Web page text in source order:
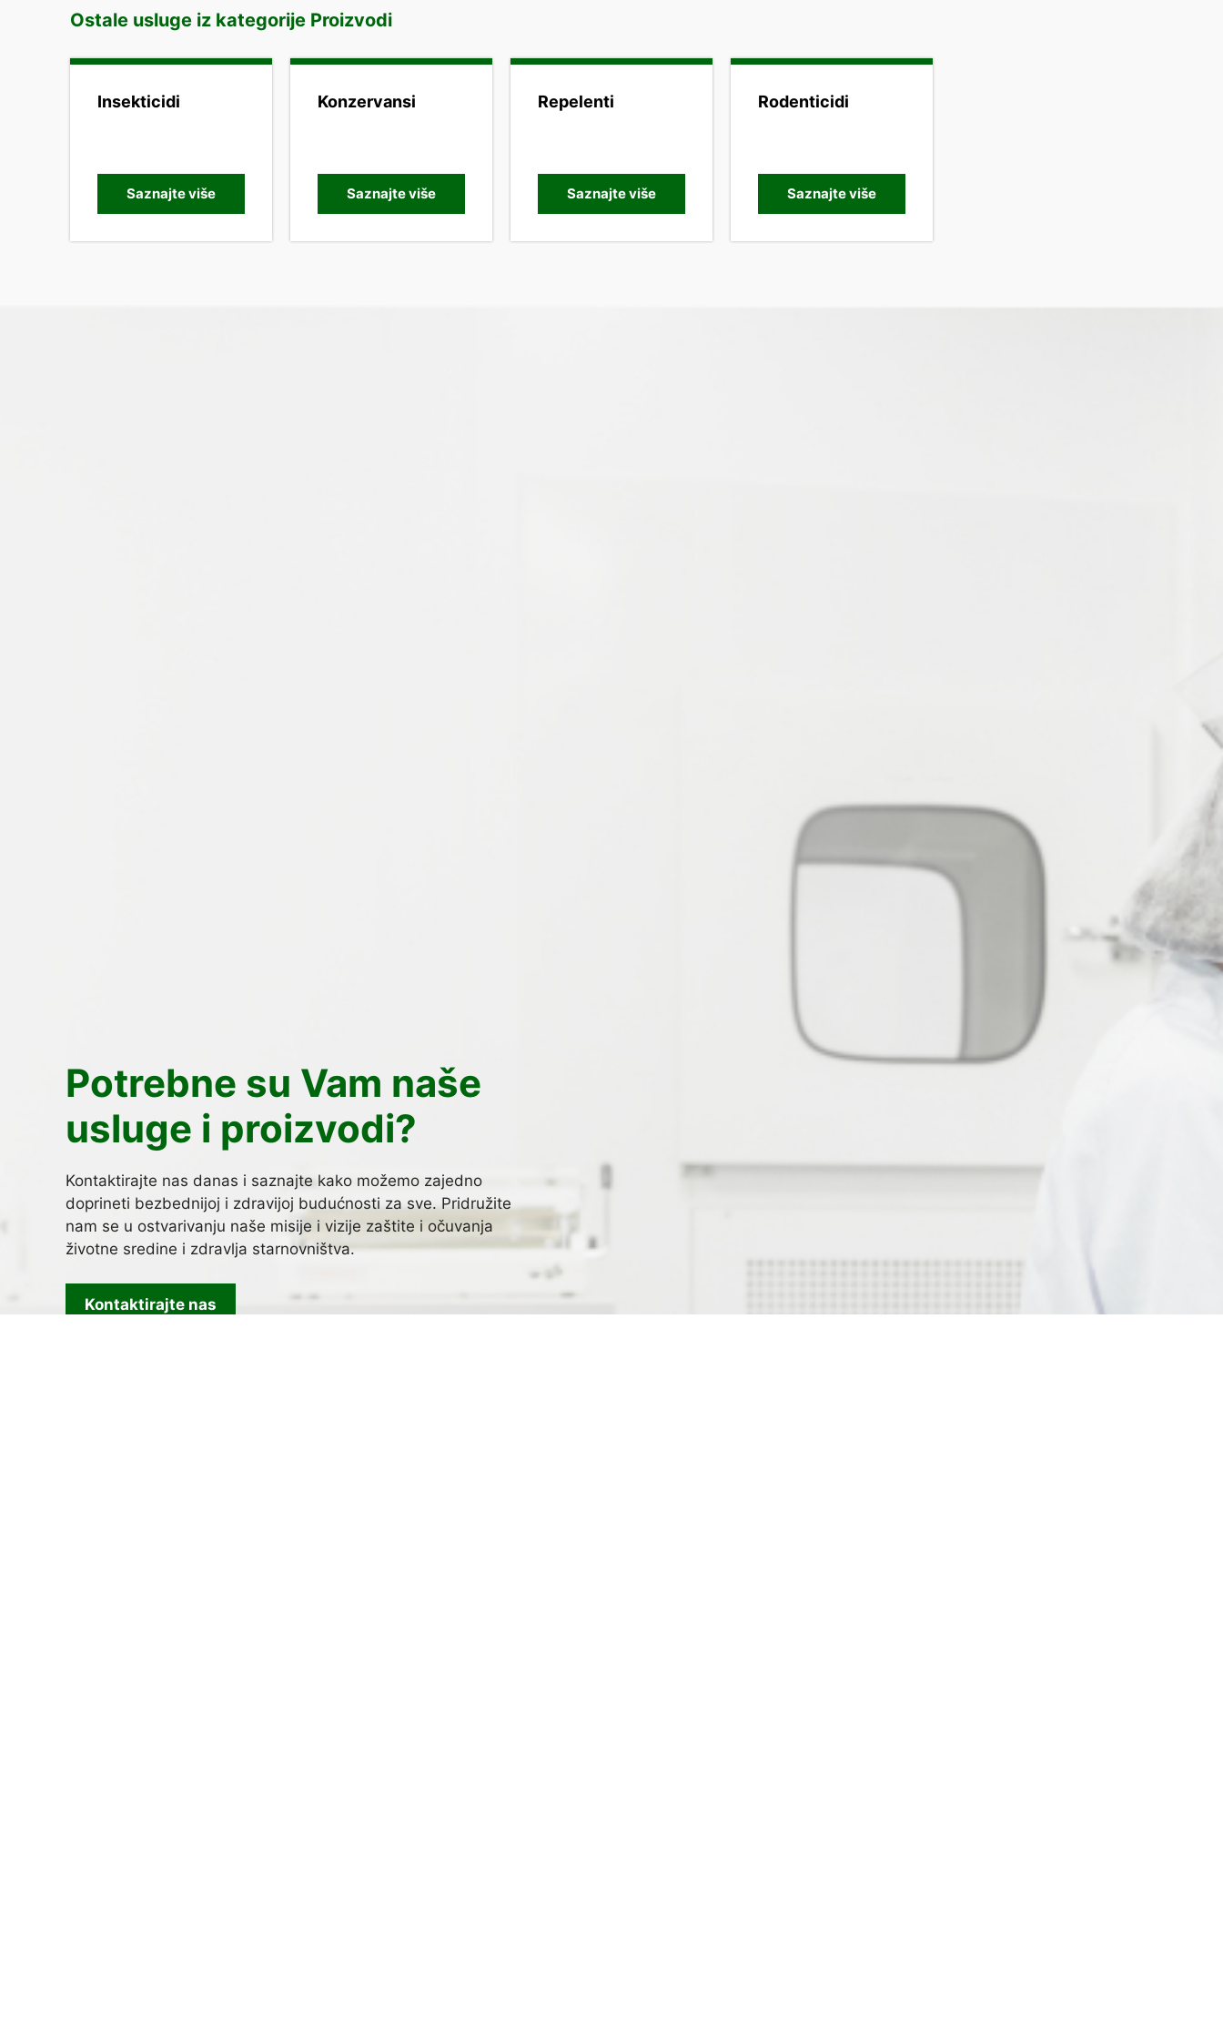
Ostale usluge iz kategorije Proizvodi
Insekticidi
Saznajte više
Konzervansi
Saznajte više
Repelenti
Saznajte više
Rodenticidi
Saznajte više
Potrebne su Vam naše
usluge i proizvodi?
Kontaktirajte nas danas i saznajte kako možemo zajedno
doprineti bezbednijoj i zdravijoj budućnosti za sve. Pridružite
nam se u ostvarivanju naše misije i vizije zaštite i očuvanja
životne sredine i zdravlja starnovništva.
Kontaktirajte nas